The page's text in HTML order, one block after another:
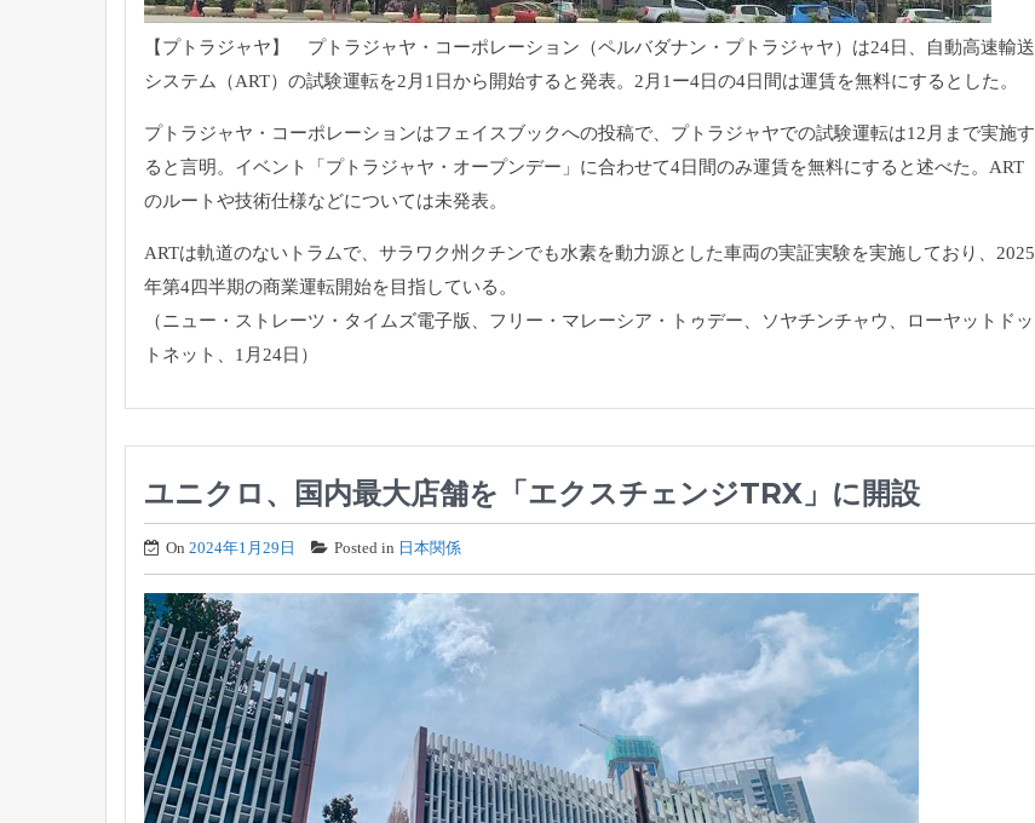
【プトラジャヤ】 プトラジャヤ・コーポレーション（ペルバダナン・プトラジャヤ）は24日、自動高速輸送
システム（ART）の試験運転を2月1日から開始すると発表。2月1ー4日の4日間は運賃を無料にするとした。
プトラジャヤ・コーポレーションはフェイスブックへの投稿で、プトラジャヤでの試験運転は12月まで実施す
ると言明。イベント「プトラジャヤ・オープンデー」に合わせて4日間のみ運賃を無料にすると述べた。ART
のルートや技術仕様などについては未発表。
ARTは軌道のないトラムで、サラワク州クチンでも水素を動力源とした車両の実証実験を実施しており、2025
年第4四半期の商業運転開始を目指している。
（ニュー・ストレーツ・タイムズ電子版、フリー・マレーシア・トゥデー、ソヤチンチャウ、ローヤットドッ
トネット、1月24日）
ユニクロ、国内最大店舗を「エクスチェンジTRX」に開設
On 2024年1月29日 Posted in 日本関係